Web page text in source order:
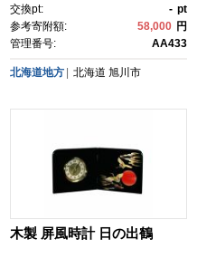
グ ダイニング ベッドルー
ム 贈り物 プレゼント 記念
り 北欧 おしゃれ 天然木 無
交換pt: - pt
参考寄附額:
58,000 円
管理番号:
AA433
北海道地方 北海道 旭川市
木製 屏風時計 日の出鶴